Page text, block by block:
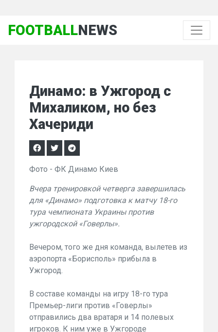
FOOTBALLNEWS
Динамо: в Ужгород с
Михаликом, но без
Хачериди
Фото - ФК Динамо Киев
Вчера тренировкой четверга завершилась
для «Динамо» подготовка к матчу 18-го
тура чемпионата Украины против
ужгородской «Говерлы».
Вечером, того же дня команда, вылетев из
аэропорта «Борисполь» прибыла в
Ужгород.
В составе команды на игру 18-го тура
Премьер-лиги против «Говерлы»
отправились два вратаря и 14 полевых
игроков. К ним уже в Ужгороде